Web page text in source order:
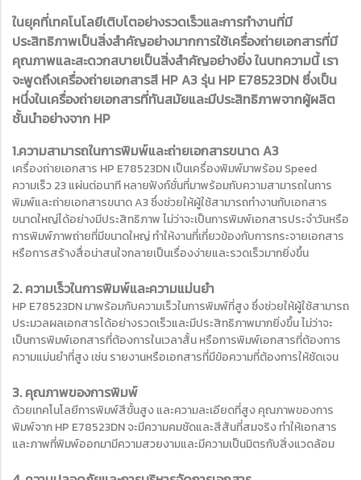
ในยุคที่เทคโนโลยีเติบโตอย่างรวดเร็วและการทำงานที่มี
ประสิทธิภาพเป็นสิ่งสำคัญอย่างมากการใช้เครื่องถ่ายเอกสารที่มี
คุณภาพและสะดวกสบายเป็นสิ่งสำคัญอย่างยิ่ง ในบทความนี้ เรา
จะพูดถึงเครื่องถ่ายเอกสารสี HP A3 รุ่น HP E78523DN ซึ่งเป็น
หนึ่งในเครื่องถ่ายเอกสารที่ทันสมัยและมีประสิทธิภาพจากผู้ผลิต
ชั้นนำอย่างจาก HP
1.ความสามารถในการพิมพ์และถ่ายเอกสารขนาด A3
เครื่องถ่ายเอกสาร HP E78523DN เป็นเครื่องพิมพ์มาพร้อม Speed
ความเร็ว 23 แผ่นต่อนาที หลายฟังก์ชั่นที่มาพร้อมกับความสามารถในการ
พิมพ์และถ่ายเอกสารขนาด A3 ซึ่งช่วยให้ผู้ใช้สามารถทำงานกับเอกสาร
ขนาดใหญ่ได้อย่างมีประสิทธิภาพ ไม่ว่าจะเป็นการพิมพ์เอกสารประจำวันหรือ
การพิมพ์ภาพถ่ายที่มีขนาดใหญ่ ทำให้งานที่เกี่ยวข้องกับการกระจายเอกสาร
หรือการสร้างสื่อน่าสนใจกลายเป็นเรื่องง่ายและรวดเร็วมากยิ่งขึ้น
2. ความเร็วในการพิมพ์และความแม่นยำ
HP E78523DN มาพร้อมกับความเร็วในการพิมพ์ที่สูง ซึ่งช่วยให้ผู้ใช้สามารถ
ประมวลผลเอกสารได้อย่างรวดเร็วและมีประสิทธิภาพมากยิ่งขึ้น ไม่ว่าจะ
เป็นการพิมพ์เอกสารที่ต้องการในเวลาสั้น หรือการพิมพ์เอกสารที่ต้องการ
ความแม่นยำที่สูง เช่น รายงานหรือเอกสารที่มีข้อความที่ต้องการให้ชัดเจน
3. คุณภาพของการพิมพ์
ด้วยเทคโนโลยีการพิมพ์สีขั้นสูง และความละเอียดที่สูง คุณภาพของการ
พิมพ์จาก HP E78523DN จะมีความคมชัดและสีสันที่สมจริง ทำให้เอกสาร
และภาพที่พิมพ์ออกมามีความสวยงามและมีความเป็นมิตรกับสิ่งแวดล้อม